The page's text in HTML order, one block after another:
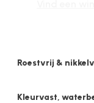
Roestvrij &
Kleurvast,